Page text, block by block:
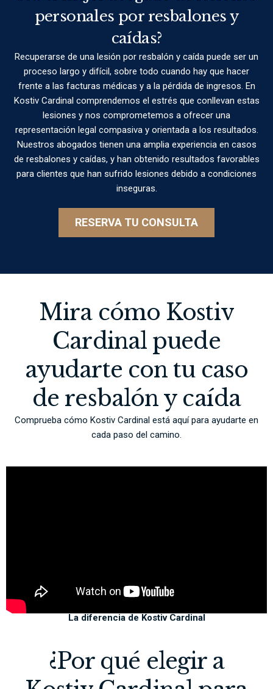
personales por resbalones y
caídas?
Recuperarse de una lesión por resbalón y caída puede ser un
proceso largo y difícil, sobre todo cuando hay que hacer
frente a las facturas médicas y a la pérdida de ingresos. En
Kostiv Cardinal comprendemos el estrés que conllevan estas
lesiones y nos comprometemos a ofrecer una
representación legal compasiva y orientada a los resultados.
Nuestros abogados tienen una amplia experiencia en casos
de resbalones y caídas, y han obtenido resultados favorables
para clientes que han sufrido lesiones debido a condiciones
inseguras.
RESERVA TU CONSULTA
Mira cómo Kostiv
Cardinal puede
ayudarte con tu caso
de resbalón y caída
Comprueba cómo Kostiv Cardinal está aquí para ayudarte en
cada paso del camino.
La diferencia de Kostiv Cardinal
¿Por qué elegir a